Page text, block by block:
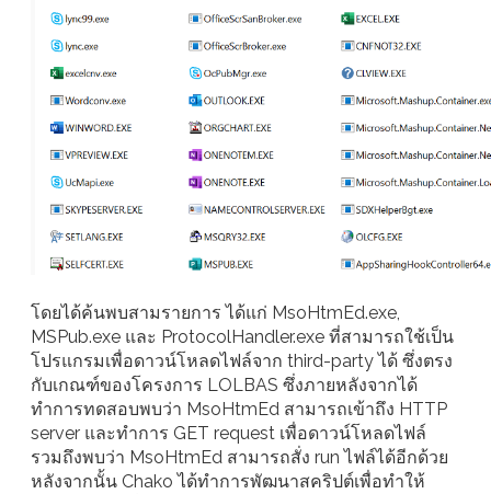
โดยได้ค้นพบสามรายการ ได้แก่ MsoHtmEd.exe,
MSPub.exe และ ProtocolHandler.exe ที่สามารถใช้เป็น
โปรแกรมเพื่อดาวน์โหลดไฟล์จาก third-party ได้ ซึ่งตรง
กับเกณฑ์ของโครงการ LOLBAS ซึ่งภายหลังจากได้
ทำการทดสอบพบว่า MsoHtmEd สามารถเข้าถึง HTTP
server และทำการ GET request เพื่อดาวน์โหลดไฟล์
รวมถึงพบว่า MsoHtmEd สามารถสั่ง run ไฟล์ได้อีกด้วย
หลังจากนั้น Chako ได้ทำการพัฒนาสคริปต์เพื่อทำให้